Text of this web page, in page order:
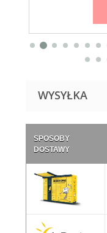
WYSYŁKA
SPOSOBY
DOSTAWY